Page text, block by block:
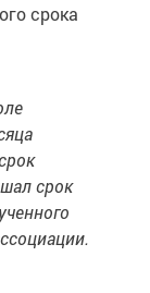
срока
срок